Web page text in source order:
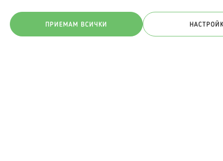
ПРИЕМАМ ВСИЧКИ